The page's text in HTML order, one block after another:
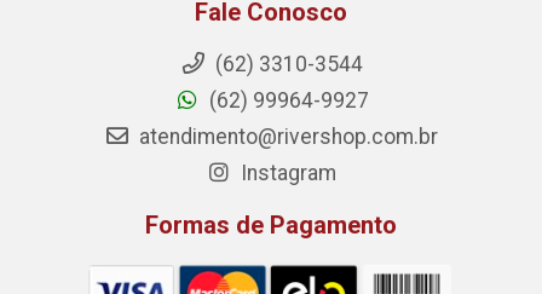
Fale Conosco
(62) 3310-3544
(62) 99964-9927
atendimento@rivershop.com.br
Instagram
Formas de Pagamento